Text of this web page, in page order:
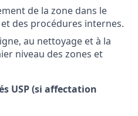
de la zone dans le
des procédures internes.
au nettoyage et à la
niveau des zones et
USP (si affectation